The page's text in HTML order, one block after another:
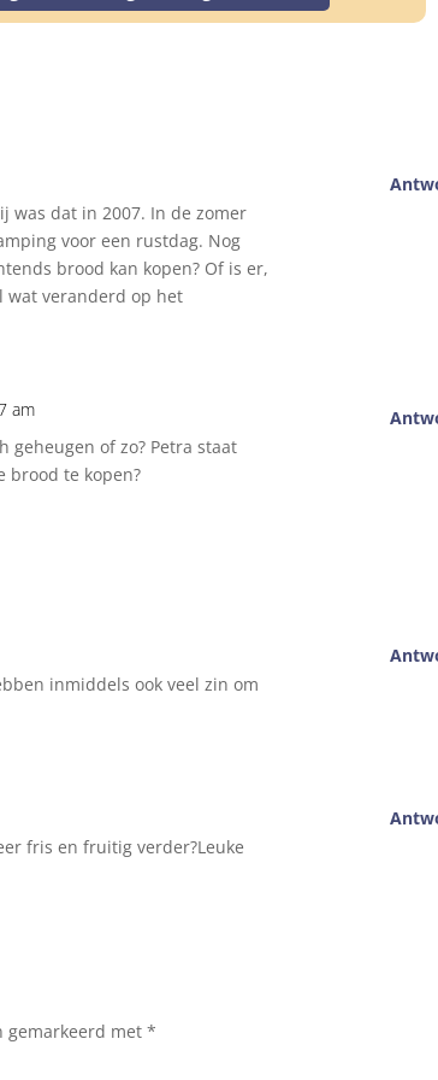
was dat in 2007. In de zomer
voor een rustdag. Nog
brood kan kopen? Of is er,
wat veranderd op het
am
geheugen of zo? Petra staat
brood te kopen?
inmiddels ook veel zin om
fris en fruitig verder?Leuke
gemarkeerd met*